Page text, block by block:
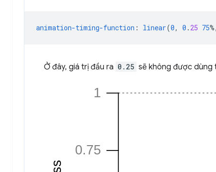
animation-timing-function : linear(0, 0 . 25 75%,
Ở đây, giá trị đầu ra 0.25 sẽ không được dùng